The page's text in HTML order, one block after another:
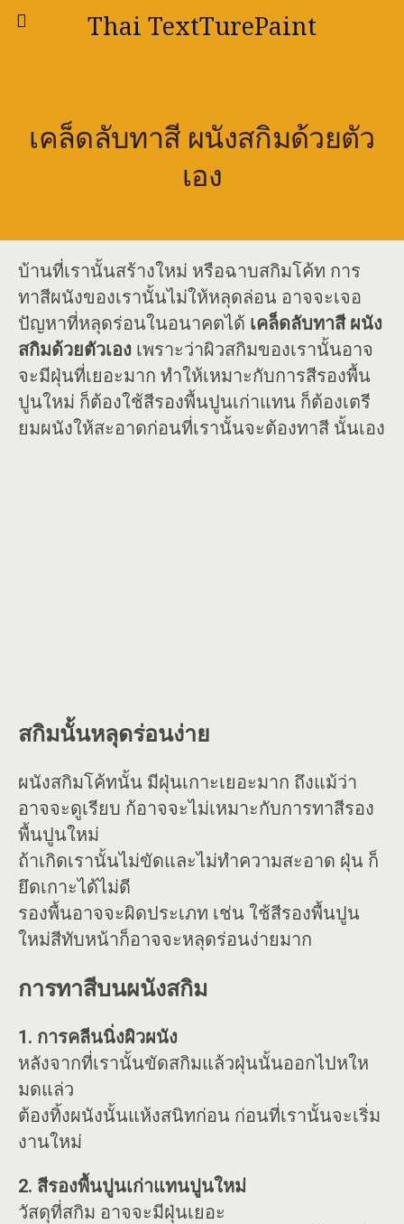
Thai TextTurePaint
เคล็ดลับทาสี ผนังสกิมด้วยตัว
เอง
บ้านที่เรานั้นสร้างใหม่ หรือฉาบสกิมโค้ท การ
ทาสีผนังของเรานั้นไม่ให้หลุดล่อน อาจจะเจอ
ปัญหาที่หลุดร่อนในอนาคตได้ เคล็ดลับทาสี ผนัง
สกิมด้วยตัวเอง เพราะว่าผิวสกิมของเรานั้นอาจ
จะมีฝุ่นที่เยอะมาก ทำให้เหมาะกับการสีรองพื้น
ปูนใหม่ ก็ต้องใช้สีรองพื้นปูนเก่าแทน ก็ต้องเตรี
ยมผนังให้สะอาดก่อนที่เรานั้นจะต้องทาสี นั้นเอง
สกิมนั้นหลุดร่อนง่าย
ผนังสกิมโค้ทนั้น มีฝุ่นเกาะเยอะมาก ถึงแม้ว่า
อาจจะดูเรียบ ก้อาจจะไม่เหมาะกับการทาสีรอง
พื้นปูนใหม่
ถ้าเกิดเรานั้นไม่ขัดและไม่ทำความสะอาด ฝุ่น ก็
ยึดเกาะได้ไม่ดี
รองพื้นอาจจะผิดประเภท เช่น ใช้สีรองพื้นปูน
ใหม่สีทับหน้าก็อาจจะหลุดร่อนง่ายมาก
การทาสีบนผนังสกิม
1. การคลีนนิ่งผิวผนัง
หลังจากที่เรานั้นขัดสกิมแล้วฝุ่นนั้นออกไปหให
มดแล่ว
ต้องทิ้งผนังนั้นแห้งสนิทก่อน ก่อนที่เรานั้นจะเริ่ม
งานใหม่
2. สีรองพื้นปูนเก่าแทนปูนใหม่
วัสดุที่สกิม อาจจะมีฝุ่นเยอะ